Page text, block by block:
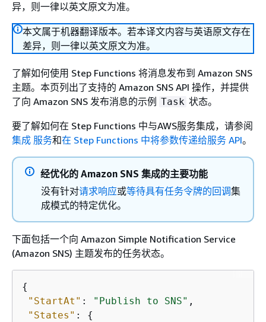
异，则一律以英文原文为准。
本文属于机器翻译版本。若本译文内容与英语原文存在
差异，则一律以英文原文为准。
了解如何使用 Step Functions 将消息发布到 Amazon SNS
主题。本页列出了支持的 Amazon SNS API 操作，并提供
了向 Amazon SNS 发布消息的示例 Task 状态。
要了解如何在 Step Functions 中与AWS服务集成，请参阅
集成 服务和在 Step Functions 中将参数传递给服务 API。
经优化的 Amazon SNS 集成的主要功能
没有针对请求响应或等待具有任务令牌的回调集
成模式的特定优化。
下面包括一个向 Amazon Simple Notification Service
(Amazon SNS) 主题发布的任务状态。
{
"StartAt" : "Publish to SNS" ,
"States" : {